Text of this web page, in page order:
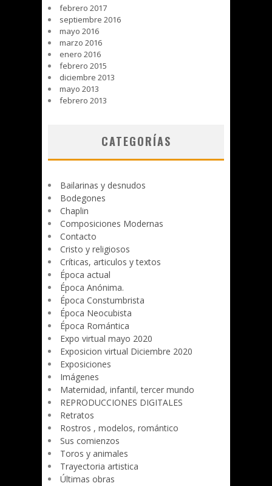
febrero 2017
septiembre 2016
mayo 2016
marzo 2016
enero 2016
febrero 2015
diciembre 2013
mayo 2013
febrero 2013
CATEGORÍAS
Bailarinas y desnudos
Bodegones
Chaplin
Composiciones Modernas
Contacto
Cristo y religiosos
Críticas, articulos y textos
Época actual
Época Anónima.
Época Constumbrista
Época Neocubista
Época Romántica
Expo virtual mayo 2020
Exposicion virtual Diciembre 2020
Exposiciones
Imágenes
Maternidad, infantil, tercer mundo
REPRODUCCIONES DIGITALES
Retratos
Rostros , modelos, romántico
Sus comienzos
Toros y animales
Trayectoria artistica
Últimas obras